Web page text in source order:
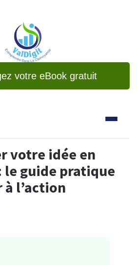
votre eBook gratuit
votre idée en
guide pratique
à l’action